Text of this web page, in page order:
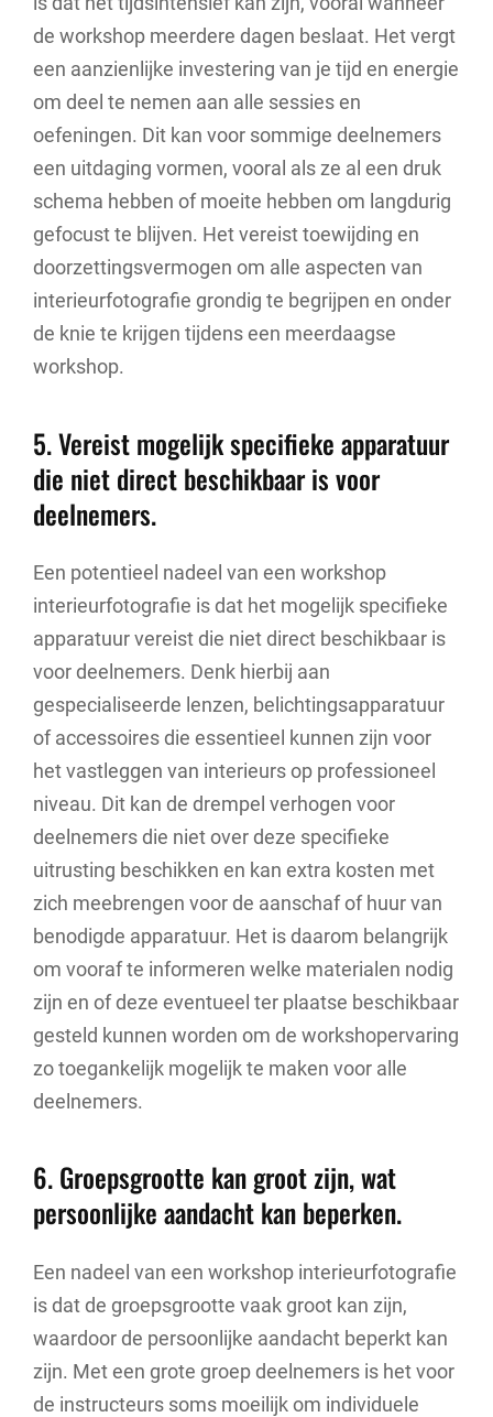
de workshop meerdere dagen beslaat. Het vergt
een aanzienlijke investering van je tijd en energie
om deel te nemen aan alle sessies en
oefeningen. Dit kan voor sommige deelnemers
een uitdaging vormen, vooral als ze al een druk
schema hebben of moeite hebben om langdurig
gefocust te blijven. Het vereist toewijding en
doorzettingsvermogen om alle aspecten van
interieurfotografie grondig te begrijpen en onder
de knie te krijgen tijdens een meerdaagse
workshop.
5. Vereist mogelijk specifieke apparatuur
die niet direct beschikbaar is voor
deelnemers.
Een potentieel nadeel van een workshop
interieurfotografie is dat het mogelijk specifieke
apparatuur vereist die niet direct beschikbaar is
voor deelnemers. Denk hierbij aan
gespecialiseerde lenzen, belichtingsapparatuur
of accessoires die essentieel kunnen zijn voor
het vastleggen van interieurs op professioneel
niveau. Dit kan de drempel verhogen voor
deelnemers die niet over deze specifieke
uitrusting beschikken en kan extra kosten met
zich meebrengen voor de aanschaf of huur van
benodigde apparatuur. Het is daarom belangrijk
om vooraf te informeren welke materialen nodig
zijn en of deze eventueel ter plaatse beschikbaar
gesteld kunnen worden om de workshopervaring
zo toegankelijk mogelijk te maken voor alle
deelnemers.
6. Groepsgrootte kan groot zijn, wat
persoonlijke aandacht kan beperken.
Een nadeel van een workshop interieurfotografie
is dat de groepsgrootte vaak groot kan zijn,
waardoor de persoonlijke aandacht beperkt kan
zijn. Met een grote groep deelnemers is het voor
de instructeurs soms moeilijk om individuele